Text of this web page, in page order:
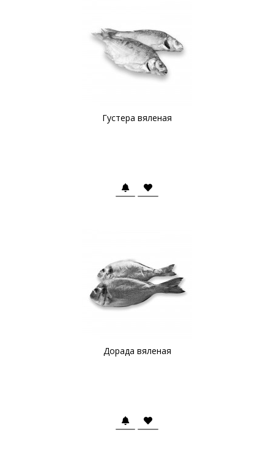
Густера вяленая
Дорада вяленая